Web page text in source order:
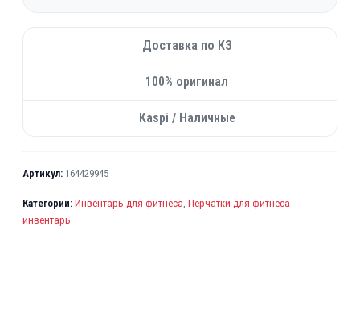
Доставка по КЗ
100% оригинал
Kaspi / Наличные
Артикул: 164429945
Категории: Инвентарь для фитнеса, Перчатки для фитнеса -
инвентарь